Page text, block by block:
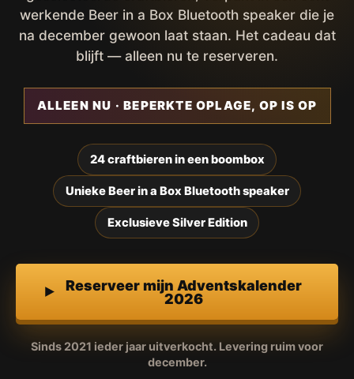
werkende Beer in a Box Bluetooth speaker die je
na december gewoon laat staan. Het cadeau dat
blijft — alleen nu te reserveren.
ALLEEN NU · BEPERKTE OPLAGE, OP IS OP
24 craftbieren in een boombox
Unieke Beer in a Box Bluetooth speaker
Exclusieve Silver Edition
Reserveer mijn Adventskalender
2026
Sinds 2021 ieder jaar uitverkocht. Levering ruim voor
december.